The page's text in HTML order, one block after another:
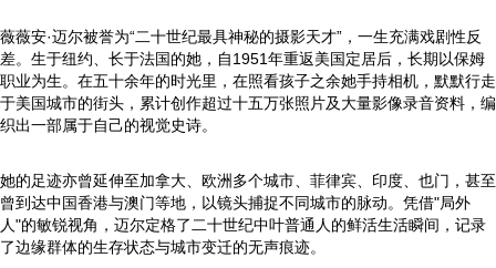
薇薇安·迈尔被誉为“二十世纪最具神秘的摄影天才”，一生充满戏剧性反
差。生于纽约、长于法国的她，自1951年重返美国定居后，长期以保姆
职业为生。在五十余年的时光里，在照看孩子之余她手持相机，默默行走
于美国城市的街头，累计创作超过十五万张照片及大量影像录音资料，编
织出一部属于自己的视觉史诗。
她的足迹亦曾延伸至加拿大、欧洲多个城市、菲律宾、印度、也门，甚至
曾到达中国香港与澳门等地，以镜头捕捉不同城市的脉动。凭借"局外
人"的敏锐视角，迈尔定格了二十世纪中叶普通人的鲜活生活瞬间，记录
了边缘群体的生存状态与城市变迁的无声痕迹。